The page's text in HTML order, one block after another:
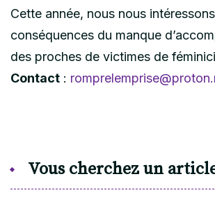
Cette année, nous nous
conséquences du manque
des proches de victimes de
Contact :
Vous cherchez un